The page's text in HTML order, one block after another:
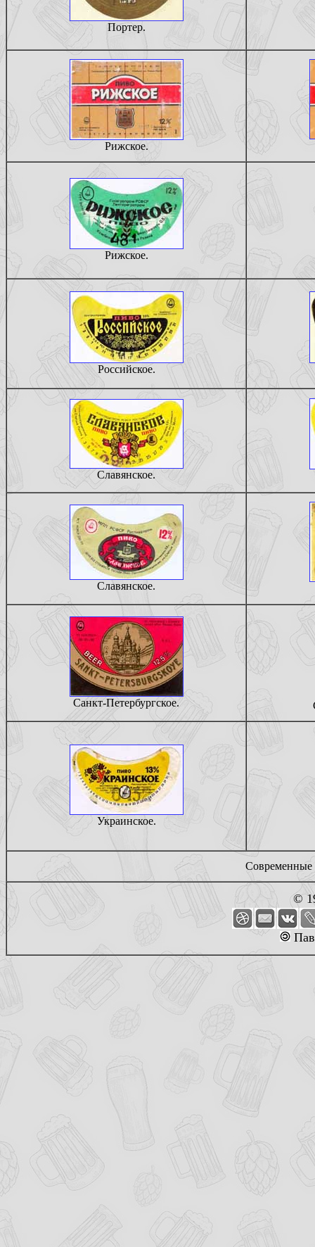
Портер.
Рижское.
Рижское.
Российское.
Славянское.
Славянское.
Санкт-Петербургское.
Украинское.
Современные
©